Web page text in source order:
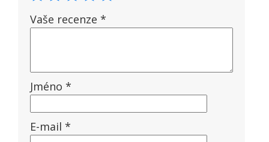
Vaše recenze *
Jméno *
E-mail *